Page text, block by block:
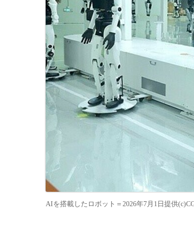
AIを搭載したロボット＝2026年7月1日提供